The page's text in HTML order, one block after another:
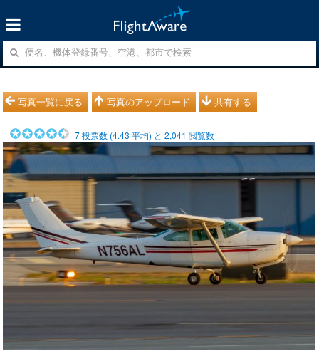
写真一覧に戻る 写真のアップロード 共有する
7投票数 (4.43 平均) と2,041 閲覧数